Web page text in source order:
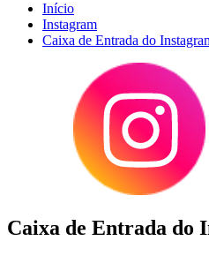
Início
Instagram
Caixa de Entrada do
Caixa de Entrada do